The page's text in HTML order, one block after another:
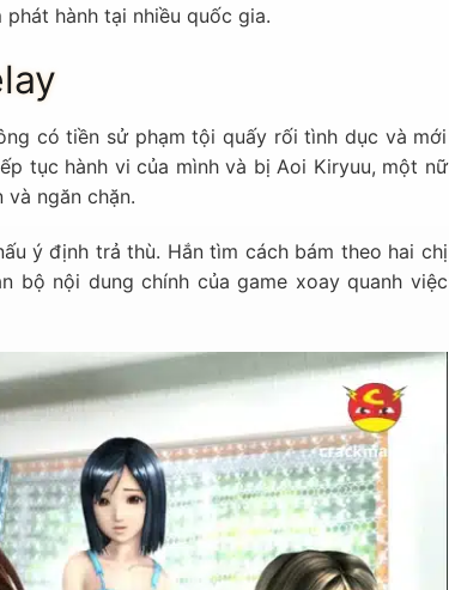
hành tại nhiều quốc gia.
có tiền sử phạm tội quấy rối tình dục và mới
tục hành vi của mình và bị Aoi Kiryuu, một nữ
và ngăn chặn.
ý định trả thù. Hắn tìm cách bám theo hai chị
bộ nội dung chính của game xoay quanh việc